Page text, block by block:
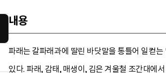
내용
파래는 갈파래과에 딸린 바닷말을 통틀어 일컫
있다. 파래, 감태, 매생이, 김은 겨울철 조간대에